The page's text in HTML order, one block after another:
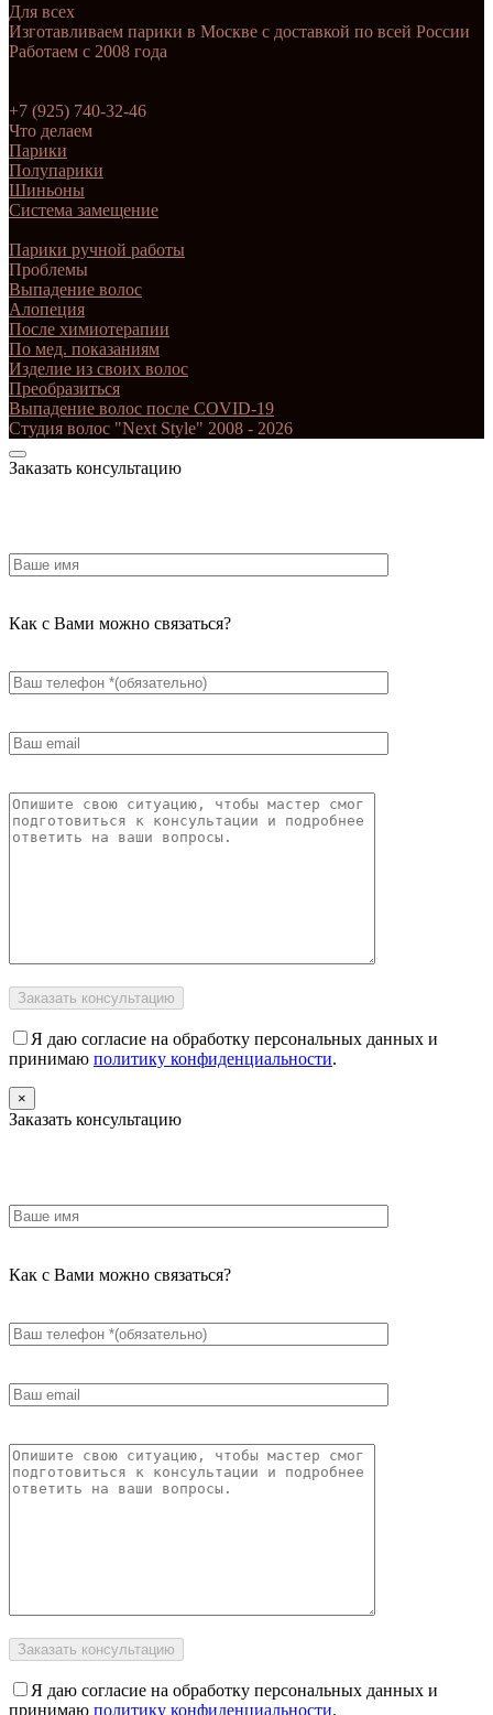
Для всех
Изготавливаем парики в Москве с доставкой по всей России
Работаем с 2008 года
+7 (925) 740-32-46
Что делаем
Парики
Полупарики
Шиньоны
Система замещение
Парики ручной работы
Проблемы
Выпадение волос
Алопеция
После химиотерапии
По мед. показаниям
Изделие из своих волос
Преобразиться
Выпадение волос после COVID-19
Студия волос "Next Style" 2008 - 2026
Заказать консультацию
Как с Вами можно связаться?
Я даю согласие на обработку персональных данных и
принимаю политику конфиденциальности.
×
Заказать консультацию
Как с Вами можно связаться?
Я даю согласие на обработку персональных данных и
принимаю политику конфиденциальности.